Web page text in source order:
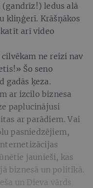
ledus alā
kliņģerī. Krāšņākos
arī video
ne reizi nav
Šo seno
gadās ķeza.
ar izcilo biznesa
paplucinājusi
ar parādiem. Vai
pasniedzējiem,
jaunieši, kas
biznesā un politikā.
un Dieva vārds